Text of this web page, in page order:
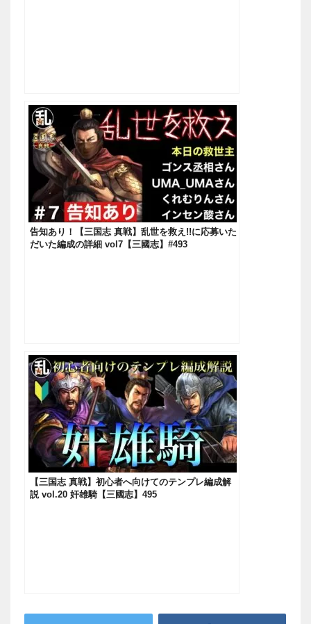
告知あり！【三国志 真戦】乱世を救え!!に応募いた
だいた編成の詳細 vol7【三國志】#493
【三国志 真戦】初心者へ向けてのテンプレ編成解
説 vol.20 奸雄騎【三國志】495